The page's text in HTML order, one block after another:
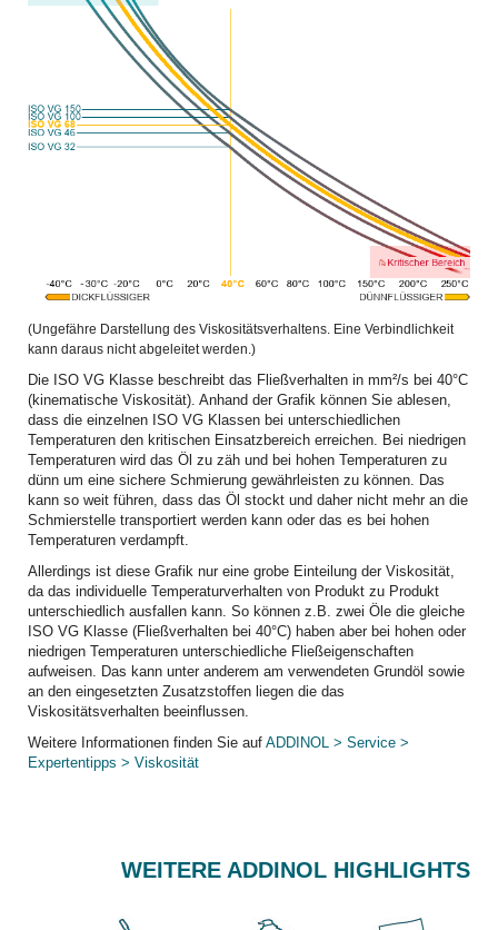
(Ungefähre Darstellung des Viskositätsverhaltens. Eine Verbindlichkeit
kann daraus nicht abgeleitet werden.)
Die ISO VG Klasse beschreibt das Fließverhalten in mm²/s bei 40°C
(kinematische Viskosität). Anhand der Grafik können Sie ablesen,
dass die einzelnen ISO VG Klassen bei unterschiedlichen
Temperaturen den kritischen Einsatzbereich erreichen. Bei niedrigen
Temperaturen wird das Öl zu zäh und bei hohen Temperaturen zu
dünn um eine sichere Schmierung gewährleisten zu können. Das
kann so weit führen, dass das Öl stockt und daher nicht mehr an die
Schmierstelle transportiert werden kann oder das es bei hohen
Temperaturen verdampft.
Allerdings ist diese Grafik nur eine grobe Einteilung der Viskosität,
da das individuelle Temperaturverhalten von Produkt zu Produkt
unterschiedlich ausfallen kann. So können z.B. zwei Öle die gleiche
ISO VG Klasse (Fließverhalten bei 40°C) haben aber bei hohen oder
niedrigen Temperaturen unterschiedliche Fließeigenschaften
aufweisen. Das kann unter anderem am verwendeten Grundöl sowie
an den eingesetzten Zusatzstoffen liegen die das
Viskositätsverhalten beeinflussen.
Weitere Informationen finden Sie auf ADDINOL > Service >
Expertentipps > Viskosität
WEITERE ADDINOL HIGHLIGHTS